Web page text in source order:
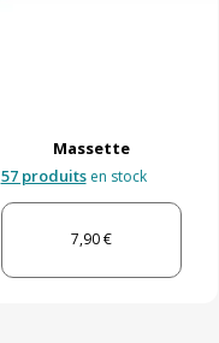
Massette
57 produitsen stock
7,90 €